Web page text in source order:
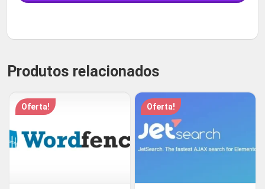
Produtos relacionados
Oferta! Oferta!